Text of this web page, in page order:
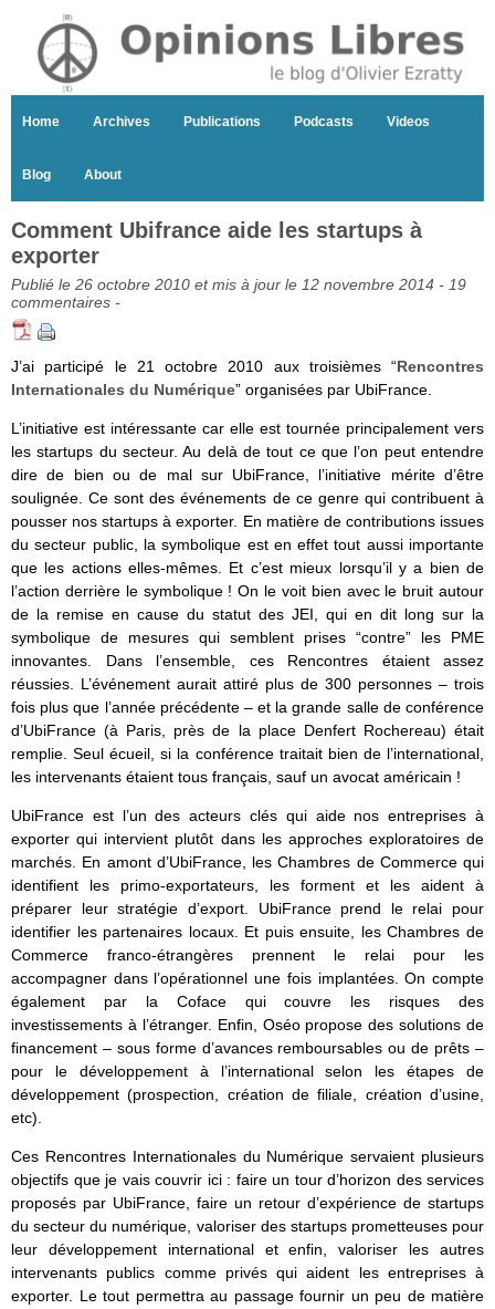
Home Archives Publications Podcasts Videos
Blog About
Comment Ubifrance aide les startups à
exporter
Publié le 26 octobre 2010 et mis à jour le 12 novembre 2014 - 19
commentaires -
J’ai participé le 21 octobre 2010 aux troisièmes “Rencontres
Internationales du Numérique” organisées par UbiFrance.
L’initiative est intéressante car elle est tournée principalement vers
les startups du secteur. Au delà de tout ce que l’on peut entendre
dire de bien ou de mal sur UbiFrance, l’initiative mérite d’être
soulignée. Ce sont des événements de ce genre qui contribuent à
pousser nos startups à exporter. En matière de contributions issues
du secteur public, la symbolique est en effet tout aussi importante
que les actions elles-mêmes. Et c’est mieux lorsqu’il y a bien de
l’action derrière le symbolique ! On le voit bien avec le bruit autour
de la remise en cause du statut des JEI, qui en dit long sur la
symbolique de mesures qui semblent prises “contre” les PME
innovantes. Dans l’ensemble, ces Rencontres étaient assez
réussies. L’événement aurait attiré plus de 300 personnes – trois
fois plus que l’année précédente – et la grande salle de conférence
d’UbiFrance (à Paris, près de la place Denfert Rochereau) était
remplie. Seul écueil, si la conférence traitait bien de l’international,
les intervenants étaient tous français, sauf un avocat américain !
UbiFrance est l’un des acteurs clés qui aide nos entreprises à
exporter qui intervient plutôt dans les approches exploratoires de
marchés. En amont d’UbiFrance, les Chambres de Commerce qui
identifient les primo-exportateurs, les forment et les aident à
préparer leur stratégie d’export. UbiFrance prend le relai pour
identifier les partenaires locaux. Et puis ensuite, les Chambres de
Commerce franco-étrangères prennent le relai pour les
accompagner dans l’opérationnel une fois implantées. On compte
également par la Coface qui couvre les risques des
investissements à l’étranger. Enfin, Oséo propose des solutions de
financement – sous forme d’avances remboursables ou de prêts –
pour le développement à l’international selon les étapes de
développement (prospection, création de filiale, création d’usine,
etc).
Ces Rencontres Internationales du Numérique servaient plusieurs
objectifs que je vais couvrir ici : faire un tour d’horizon des services
proposés par UbiFrance, faire un retour d’expérience de startups
du secteur du numérique, valoriser des startups prometteuses pour
leur développement international et enfin, valoriser les autres
intervenants publics comme privés qui aident les entreprises à
exporter. Le tout permettra au passage fournir un peu de matière